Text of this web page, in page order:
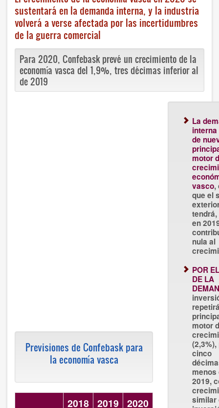
sustentará en la demanda interna, y la industria
volverá a verse afectada por las incertidumbres
de la guerra comercial
Para 2020, Confebask prevé un crecimiento de la
economía vasca del 1,9%, tres décimas inferior al
de 2019
Previsiones de Confebask para
la economía vasca
2018 2019 2020
La
de
motor
vasco,
que el
en
nula al
POR
DE LA
motor
cinco
menos
2019,
similar